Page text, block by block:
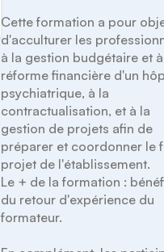
Cette formation a pour
d'acculturer les
à la gestion budgétaire et
réforme financière d'un
psychiatrique, à la
contractualisation, et à la
gestion de projets afin de
préparer et coordonner le
projet de l'établissement.
Le + de la formation :
du retour d'expérience du
formateur.